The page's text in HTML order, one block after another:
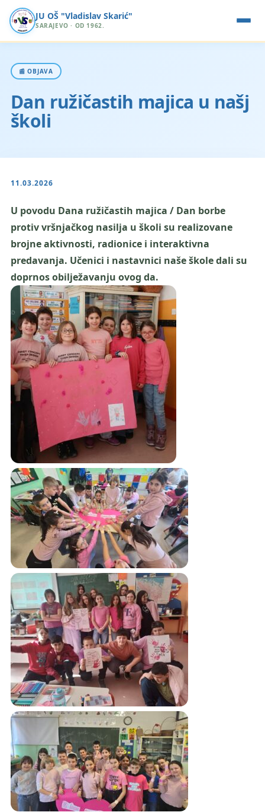
JU OŠ "Vladislav Skarić"
SARAJEVO · OD 1962.
📰 OBJAVA
Dan ružičastih majica u našj
školi
11.03.2026
U povodu Dana ružičastih majica / Dan borbe
protiv vršnjačkog nasilja u školi su realizovane
brojne aktivnosti, radionice i interaktivna
predavanja. Učenici i nastavnici naše škole dali su
doprnos obilježavanju ovog da.